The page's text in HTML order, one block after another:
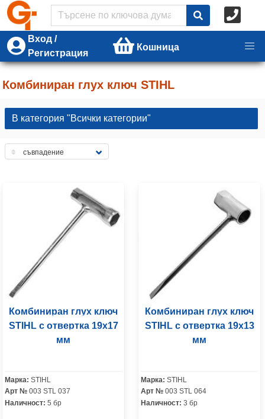
Вход /
Регистрация
Кошница
Комбиниран глух ключ STIHL
В категория "Всички категории"
Комбиниран глух ключ
STIHL с отвертка 19х17
мм
Марка: STIHL
Арт № 003 STL 037
Наличност: 5 бр
Комбиниран глух ключ
STIHL с отвертка 19x13
мм
Марка: STIHL
Арт № 003 STL 064
Наличност: 3 бр